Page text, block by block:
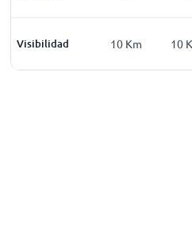
Visibilidad
Km 10Km 10 Km 10